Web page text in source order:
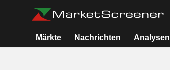
Märkte Nachrichten Analysen